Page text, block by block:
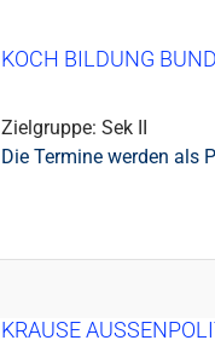
KOCH BILDUNG
Zielgruppe: Sek II
Die Termine werden als
KRAUSE